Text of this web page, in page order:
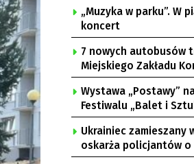
„Muzyka w parku”. W
koncert
7 nowych autobusów
Miejskiego Zakładu
Wystawa „Postawy”
Festiwalu „Balet i
Ukrainiec zamieszany
oskarża policjantów o